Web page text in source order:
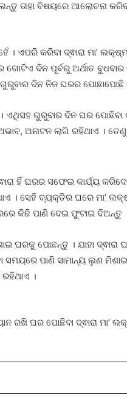
ତାହା ବିଷୟରେ ଆଲୋଚନା
ଏପରି କରିବା ଦ୍ଵାରା ମା’
ଦିନ ପୂର୍ବରୁ ଅର୍ଥାତ
ଦିନ ନିଜ ଘରର ପୋଛାପୋଛି
। ଏଥିସହ ଗୁରୁବାର ଦିନ ଘର
ଅନାଟନ ଲାଗି ରହିଥାଏ ।
ହିଁ ଘରର ସଫେଇ କାର୍ଯ୍ୟ
। ସେହି ବ୍ୟକ୍ତିର ଘରେ ମା’
କିଛି ପାଣି ଦେଇ ଫୁଟାଇ ଦିଅନ୍ତୁ
ଘରକୁ ପୋଛନ୍ତୁ । ଯାହା ଦ୍ଵାରା
ପାଣି ସାମାନ୍ୟ ଲୁଣ
।
ରଖି ଘର ପୋଛିବା ଦ୍ଵାରା ମା’